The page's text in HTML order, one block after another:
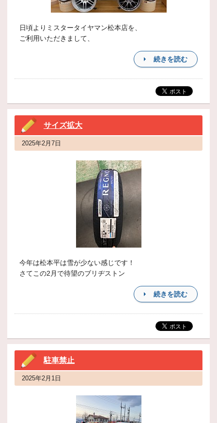
日頃よりミスタータイヤマン松本店を、
ご利用いただきまして、
続きを読む
サイズ拡大
2025年2月7日
今年は松本平は雪が少ない感じです！
さてこの2月で待望のブリヂストン
続きを読む
駐車禁止
2025年2月1日